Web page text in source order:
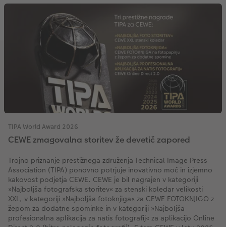
TIPA World Award 2026
CEWE zmagovalna storitev že devetič zapored
Trojno priznanje prestižnega združenja Technical Image Press
Association (TIPA) ponovno potrjuje inovativno moč in izjemno
kakovost podjetja CEWE. CEWE je bil nagrajen v kategoriji
»Najboljša fotografska storitev« za stenski koledar velikosti
XXL, v kategoriji »Najboljša fotoknjiga« za CEWE FOTOKNJIGO z
žepom za dodatne spominke in v kategoriji »Najboljša
profesionalna aplikacija za natis fotografij« za aplikacijo Online